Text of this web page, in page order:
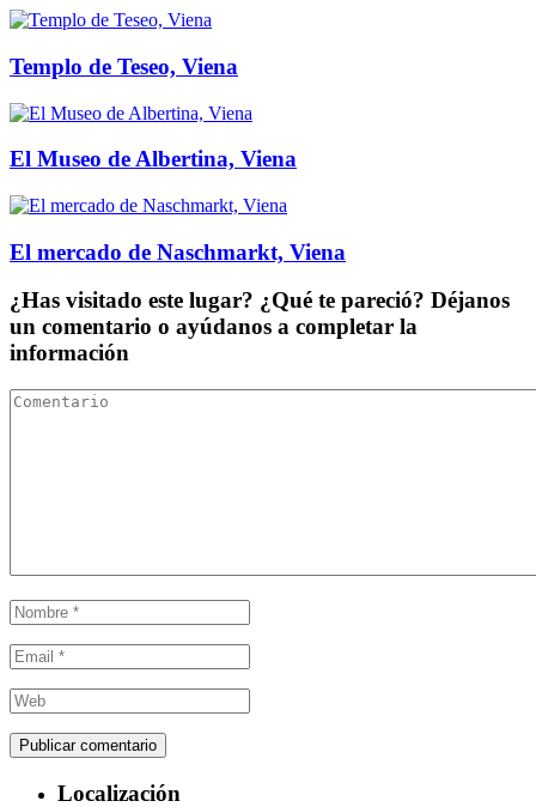
Templo de Teseo, Viena
El Museo de Albertina, Viena
El mercado de Naschmarkt, Viena
¿Has visitado este lugar? ¿Qué te pareció? Déjanos
un comentario o ayúdanos a completar la
información
Localización